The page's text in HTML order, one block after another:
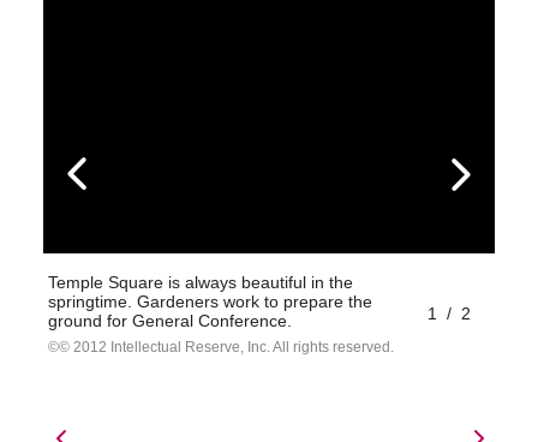
Temple Square is always beautiful in the
springtime. Gardeners work to prepare the
ground for General Conference.
© 2012 Intellectual Reserve, Inc. All rights reserved.
1 / 2